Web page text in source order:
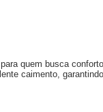
quem busca
caimento,